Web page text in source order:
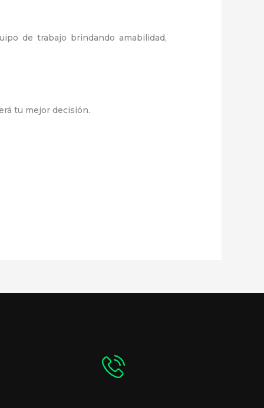
de trabajo brindando amabilidad,
tu mejor decisión.